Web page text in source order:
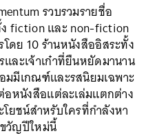
รวบรวมรายชื่อ
fiction และ non-fiction
ดย 10 ร้านหนังสืออิสระทั้ง
ละเจ้าเก๋าที่ยืนหยัดมานาน
มมีเกณฑ์และรสนิยมเฉพาะ
อหนังสือแต่ละเล่มแตกต่าง
โยชน์สำหรับใครที่กำลังหา
วัญปีใหม่นี้
ค้นหา